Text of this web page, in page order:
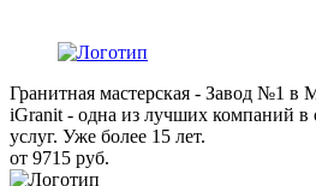
Гранитная мастерская - Завод №1 в
iGranit - одна из лучших компаний в
услуг. Уже более 15 лет.
от 9715 руб.